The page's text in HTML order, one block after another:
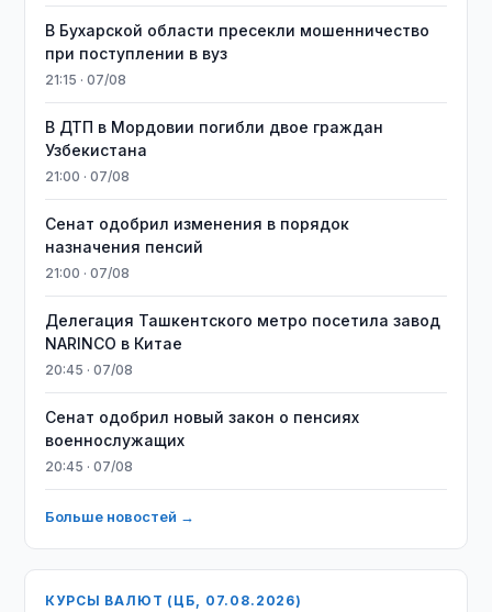
В Бухарской области пресекли мошенничество
при поступлении в вуз
21:15 · 07/08
В ДТП в Мордовии погибли двое граждан
Узбекистана
21:00 · 07/08
Сенат одобрил изменения в порядок
назначения пенсий
21:00 · 07/08
Делегация Ташкентского метро посетила завод
NARINCO в Китае
20:45 · 07/08
Сенат одобрил новый закон о пенсиях
военнослужащих
20:45 · 07/08
Больше новостей →
КУРСЫ ВАЛЮТ (ЦБ, 07.08.2026)